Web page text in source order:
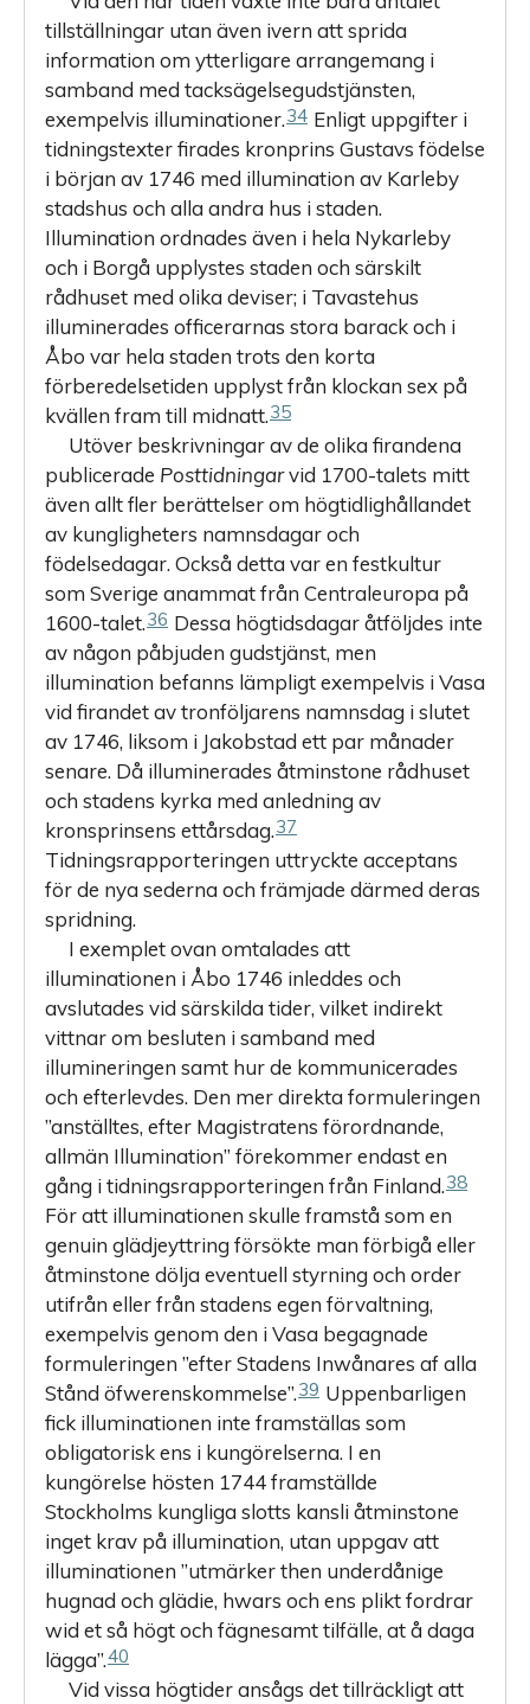
tillställningar utan även ivern att sprida
information om ytterligare arrangemang i
samband med tacksägelsegudstjänsten,
exempelvis illuminationer.34 Enligt uppgifter i
tidningstexter firades kronprins Gustavs födelse
i början av 1746 med illumination av Karleby
stadshus och alla andra hus i staden.
Illumination ordnades även i hela Nykarleby
och i Borgå upplystes staden och särskilt
rådhuset med olika deviser; i ­Tavastehus
illuminerades officerarnas stora barack och i
Åbo var hela staden trots den korta
förberedelsetiden upplyst från klockan sex på
kvällen fram till midnatt.35
Utöver beskrivningar av de olika firandena
publicerade Post­tidningarvid 1700-talets mitt
även allt fler berättelser om högtidlighållandet
av kungligheters namnsdagar och
födelsedagar. Också detta var en festkultur
som Sverige anammat från Centraleuropa på
1600-talet.36 Dessa högtidsdagar åtföljdes inte
av någon påbjuden gudstjänst, men
illumination befanns lämpligt exempelvis i Vasa
vid firandet av tronföljarens namnsdag i slutet
av 1746, liksom i Jakobstad ett par månader
senare. Då illuminerades åtminstone rådhuset
och stadens kyrka med anledning av
kronsprinsens ettårsdag.37
Tidningsrapporteringen uttryckte acceptans
för de nya sederna och främjade därmed deras
spridning.
I exemplet ovan omtalades att
illuminationen i Åbo 1746 inleddes och
avslutades vid särskilda tider, vilket indirekt
vittnar om besluten i samband med
illumineringen samt hur de kommunicerades
och efterlevdes. Den mer direkta formuleringen
”anställtes, efter Magistratens förordnande,
allmän Illumination” förekommer endast en
gång i tidningsrapporteringen från Finland.38
För att illuminationen skulle framstå som en
genuin glädjeyttring försökte man förbigå eller
åtminstone dölja eventuell styrning och order
utifrån eller från stadens egen förvaltning,
exempelvis genom den i Vasa begagnade
formuleringen ”efter Stadens Inwånares af alla
Stånd öfwerenskommelse”.39 Uppenbarligen
fick illuminationen inte framställas som
obligatorisk ens i kungörelserna. I en
kungörelse hösten 1744 framställde
Stockholms kungliga slotts kansli åtminstone
inget krav på illumination, utan uppgav att
illuminationen ”utmärker then underdånige
hugnad och glädie, hwars och ens plikt fordrar
wid et så högt och fägnesamt tilfälle, at å daga
lägga”.40
Vid vissa högtider ansågs det tillräckligt att